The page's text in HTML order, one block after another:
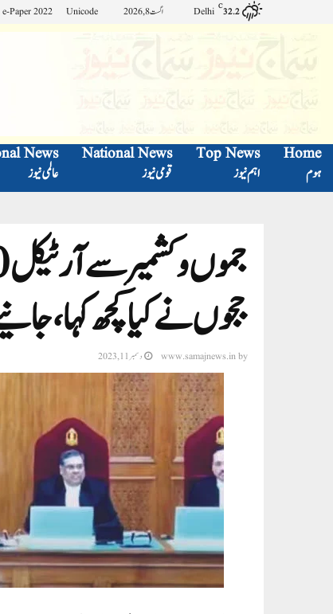
32.2
C
Delhi اگست 8, 2026 Unicode
e-Paper 2022
Home
ہوم
Top News
اہم نیوز
National News
قومی نیوز
News
عالمی نیوز
ججوں نے کیا کچھ کہا،
by
www.samajnews.in دسمبر 11, 2023